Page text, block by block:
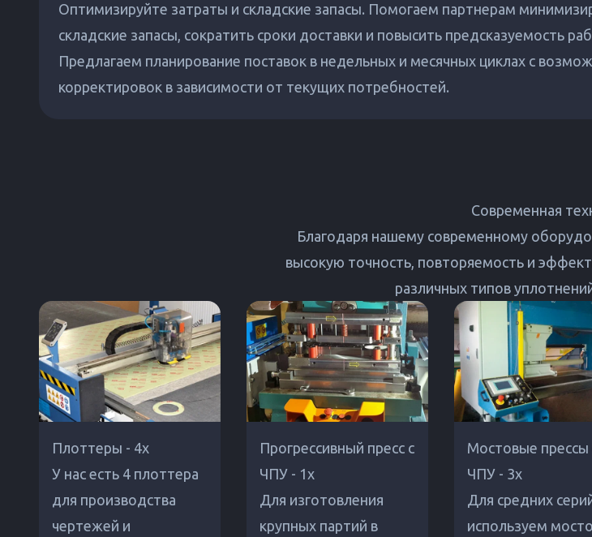
Оптимизируйте затраты и складские запасы. Помогаем партнерам
складские запасы, сократить сроки доставки и повысить предсказуемость
Предлагаем планирование поставок в недельных и месячных циклах с
корректировок в зависимости от текущих потребностей.
Современная
Благодаря нашему современному
высокую точность, повторяемость и
различных типов
Плоттеры - 4x
У нас есть 4 плоттера
для производства
чертежей и
Прогрессивный пресс с
ЧПУ - 1x
Для изготовления
крупных партий в
Мостовые прессы
ЧПУ - 3x
Для средних
используем